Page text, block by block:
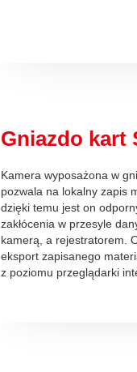
Gniazdo kart
Kamera wyposażona w
pozwala na lokalny zapis
dzięki temu jest on
zakłócenia w przesyle
kamerą, a rejestratorem.
eksport zapisanego
z poziomu przeglądarki